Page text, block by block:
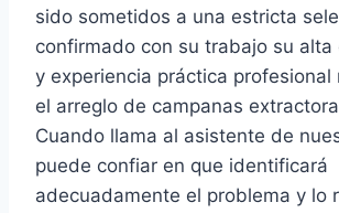
sido sometidos a una estricta
confirmado con su trabajo su alta
y experiencia práctica profesional
el arreglo de campanas
Cuando llama al asistente de
puede confiar en que identificará
adecuadamente el problema y lo